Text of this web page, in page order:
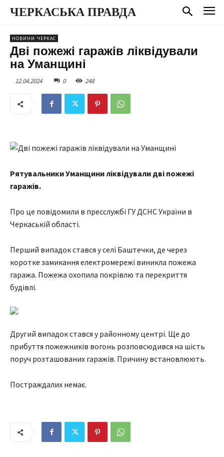
ЧЕРКАСЬКА ПРАВДА
НОВИНИ ЧЕРКАС
Дві пожежі гаражів ліквідували
на Уманщині
12.04.2024 0 248
Рятувальники Уманщини ліквідували дві пожежі
гаражів.
Про це повідомили в пресслужбі ГУ ДСНС України в
Черкаській області.
Перший випадок стався у селі Баштечки, де через
коротке замикання електромережі виникла пожежа
гаража. Пожежа охопила покрівлю та перекриття
будівлі.
Другий випадок стався у районному центрі. Ще до
прибуття пожежників вогонь розповсюдився на шість
поруч розташованих гаражів. Причину встановлюють.
Постраждалих немає.